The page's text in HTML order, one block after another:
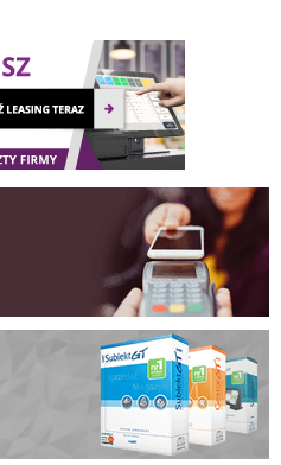
silikonowa,
w dwóch poziomach) + 10 w
192x48 pikseli
192x48 pikseli
Host (A), 1 x USB Device
kasy fiskalnej
fiskalnej Novitus Nano